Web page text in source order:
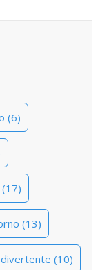
(6)
(13)
(10)